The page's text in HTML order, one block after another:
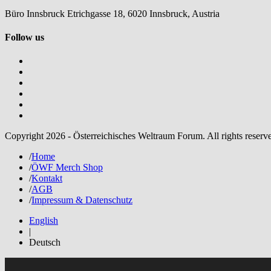
Büro Innsbruck Etrichgasse 18, 6020 Innsbruck, Austria
Follow us
Copyright 2026 - Österreichisches Weltraum Forum. All rights
/Home
/ÖWF Merch Shop
/Kontakt
/AGB
/Impressum & Datenschutz
English
|
Deutsch